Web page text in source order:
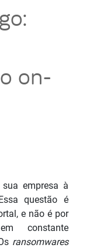
on-
empresa à
questão é
e não é por
constante
ransomwares